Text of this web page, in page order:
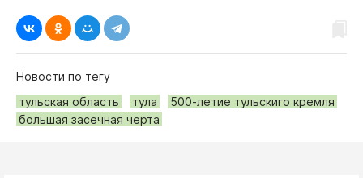
Новости по тегу
тульская область
тула
500-летие тульскиго кремля
большая засечная черта